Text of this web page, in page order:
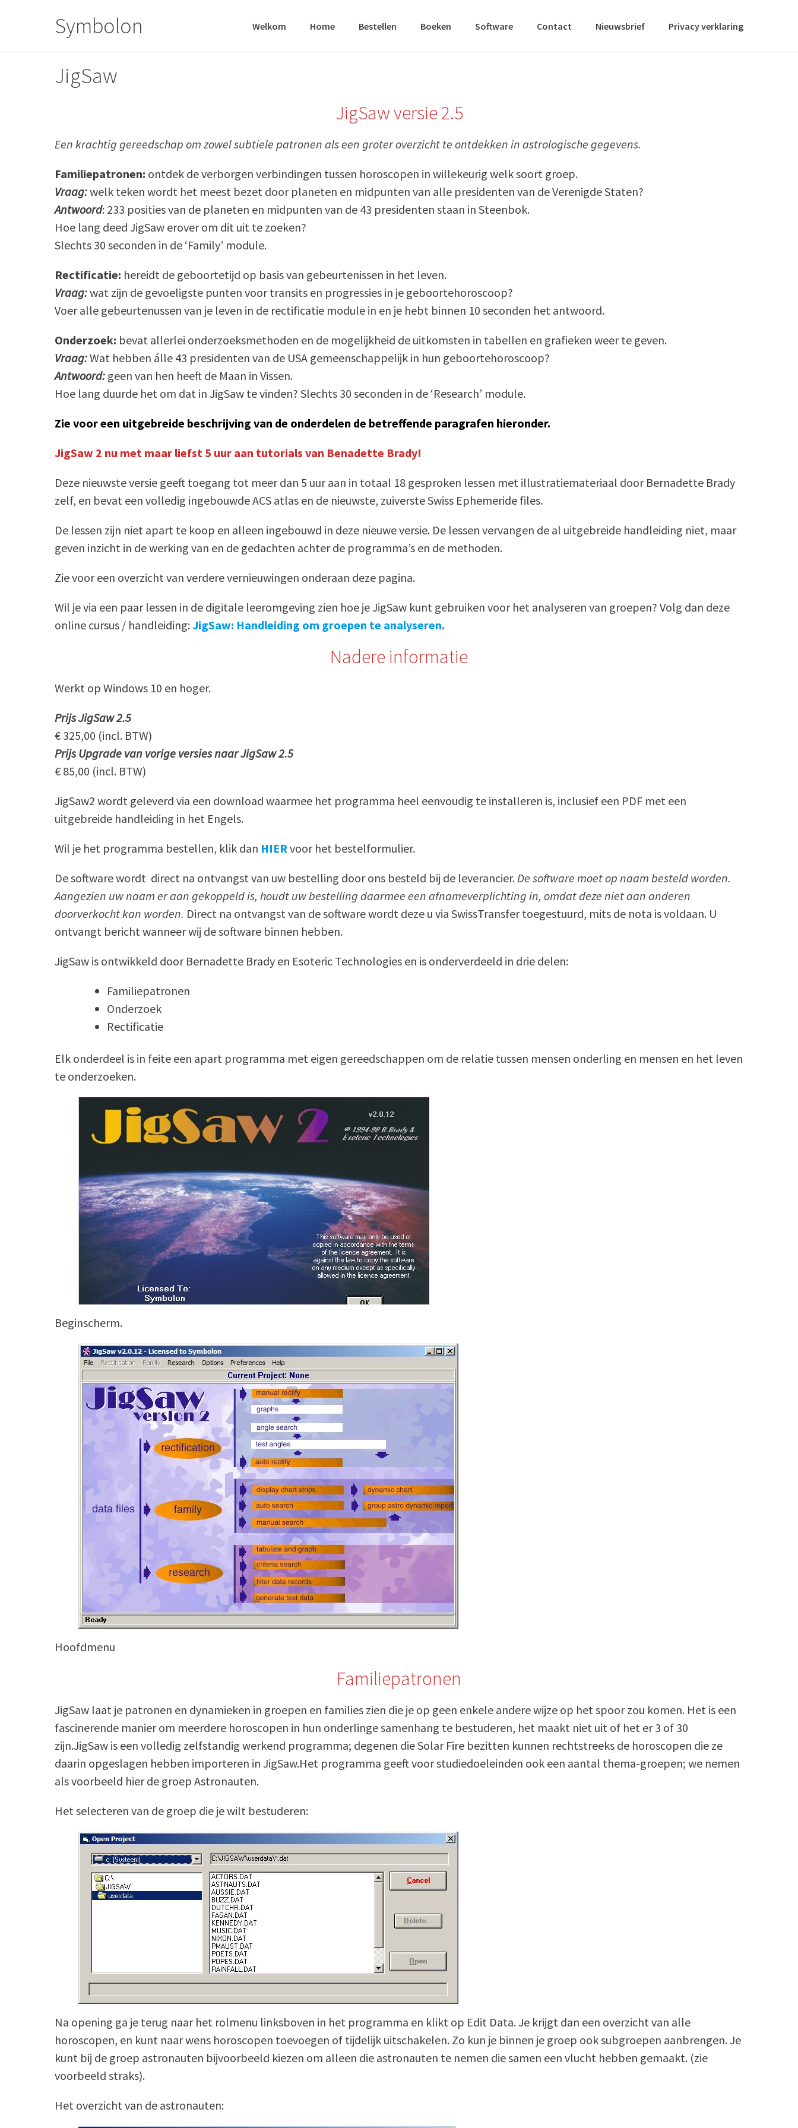
Symbolon Welkom Home Bestellen Boeken Software Contact Nieuwsbrief Privacy verklaring
JigSaw
JigSaw versie 2.5
Een krachtig gereedschap om zowel subtiele patronen als een groter overzicht te ontdekken in astrologische gegevens.
Familiepatronen: ontdek de verborgen verbindingen tussen horoscopen in willekeurig welk soort groep.
Vraag:welk teken wordt het meest bezet door planeten en midpunten van alle presidenten van de Verenigde Staten?
Antwoord: 233 posities van de planeten en midpunten van de 43 presidenten staan in Steenbok.
Hoe lang deed JigSaw erover om dit uit te zoeken?
Slechts 30 seconden in de ‘Family’ module.
Rectificatie: hereidt de geboortetijd op basis van gebeurtenissen in het leven.
Vraag:wat zijn de gevoeligste punten voor transits en progressies in je geboortehoroscoop?
Voer alle gebeurtenussen van je leven in de rectificatie module in en je hebt binnen 10 seconden het antwoord.
Onderzoek: bevat allerlei onderzoeksmethoden en de mogelijkheid de uitkomsten in tabellen en grafieken weer te geven.
Vraag:Wat hebben álle 43 presidenten van de USA gemeenschappelijk in hun geboortehoroscoop?
Antwoord: geen van hen heeft de Maan in Vissen.
Hoe lang duurde het om dat in JigSaw te vinden? Slechts 30 seconden in de ‘Research’ module.
Zie voor een uitgebreide beschrijving van de onderdelen de betreffende paragrafen hieronder.
JigSaw 2 nu met maar liefst 5 uur aan tutorials van Benadette Brady!
Deze nieuwste versie geeft toegang tot meer dan 5 uur aan in totaal 18 gesproken lessen met illustratiemateriaal door Bernadette Brady
zelf, en bevat een volledig ingebouwde ACS atlas en de nieuwste, zuiverste Swiss Ephemeride files.
De lessen zijn niet apart te koop en alleen ingebouwd in deze nieuwe versie. De lessen vervangen de al uitgebreide handleiding niet, maar
geven inzicht in de werking van en de gedachten achter de programma’s en de methoden.
Zie voor een overzicht van verdere vernieuwingen onderaan deze pagina.
Wil je via een paar lessen in de digitale leeromgeving zien hoe je JigSaw kunt gebruiken voor het analyseren van groepen? Volg dan deze
online cursus / handleiding: JigSaw: Handleiding om groepen te analyseren.
Nadere informatie
Werkt op Windows 10 en hoger.
Prijs JigSaw 2.5
€ 325,00 (incl. BTW)
Prijs Upgrade van vorige versies naar JigSaw 2.5
€ 85,00 (incl. BTW)
JigSaw2 wordt geleverd via een download waarmee het programma heel eenvoudig te installeren is, inclusief een PDF met een
uitgebreide handleiding in het Engels.
Wil je het programma bestellen, klik dan HIERvoor het bestelformulier.
De software wordt direct na ontvangst van uw bestelling door ons besteld bij de leverancier. De software moet op naam besteld worden.
Aangezien uw naam er aan gekoppeld is, houdt uw bestelling daarmee een afnameverplichting in, omdat deze niet aan anderen
doorverkocht kan worden. Direct na ontvangst van de software wordt deze u via SwissTransfer toegestuurd, mits de nota is voldaan. U
ontvangt bericht wanneer wij de software binnen hebben.
JigSaw is ontwikkeld door Bernadette Brady en Esoteric Technologies en is onderverdeeld in drie delen:
Familiepatronen
Onderzoek
Rectificatie
Elk onderdeel is in feite een apart programma met eigen gereedschappen om de relatie tussen mensen onderling en mensen en het leven
te onderzoeken.
Beginscherm.
Hoofdmenu
Familiepatronen
JigSaw laat je patronen en dynamieken in groepen en families zien die je op geen enkele andere wijze op het spoor zou komen. Het is een
fascinerende manier om meerdere horoscopen in hun onderlinge samenhang te bestuderen, het maakt niet uit of het er 3 of 30
zijn.JigSaw is een volledig zelfstandig werkend programma; degenen die Solar Fire bezitten kunnen rechtstreeks de horoscopen die ze
daarin opgeslagen hebben importeren in JigSaw.Het programma geeft voor studiedoeleinden ook een aantal thema-groepen; we nemen
als voorbeeld hier de groep Astronauten.
Het selecteren van de groep die je wilt bestuderen:
Na opening ga je terug naar het rolmenu linksboven in het programma en klikt op Edit Data. Je krijgt dan een overzicht van alle
horoscopen, en kunt naar wens horoscopen toevoegen of tijdelijk uitschakelen. Zo kun je binnen je groep ook subgroepen aanbrengen. Je
kunt bij de groep astronauten bijvoorbeeld kiezen om alleen die astronauten te nemen die samen een vlucht hebben gemaakt. (zie
voorbeeld straks).
Het overzicht van de astronauten: